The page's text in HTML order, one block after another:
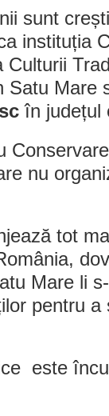
sunt
instituția
Satu Mare
în județul
nu
tot
Mare li
pentru a
este